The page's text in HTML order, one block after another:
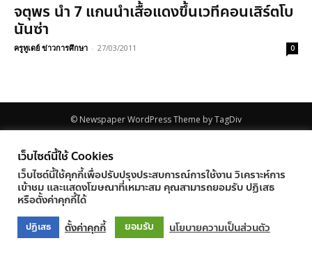
จตุพร นำ 7 แกนนำเสื้อแดงขึ้นเวทีคอนเสิร์ตโบ
นันซ่า
ครูทูเดย์ ข่าวการศึกษา - 27/03/2011 0
© Newspaper WordPress Theme by TagDiv
เว็บไซต์นี้ใช้ Cookies
เว็บไซต์นี้ใช้คุกกี้เพื่อปรับปรุงประสบการณ์การใช้งาน วิเคราะห์การ
เข้าชม และแสดงโฆษณาที่เหมาะสม คุณสามารถยอมรับ ปฏิเสธ
หรือตั้งค่าคุกกี้ได้
ปฏิเสธ ตั้งค่าคุกกี้ ยอมรับ นโยบายความเป็นส่วนตัว